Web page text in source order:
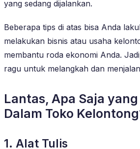
yang sedang dijalankan.
Beberapa tips di atas bisa Anda
melakukan bisnis atau usaha
membantu roda ekonomi Anda.
ragu untuk melangkah dan
Lantas, Apa Saja
Dalam Toko
1. Alat Tulis